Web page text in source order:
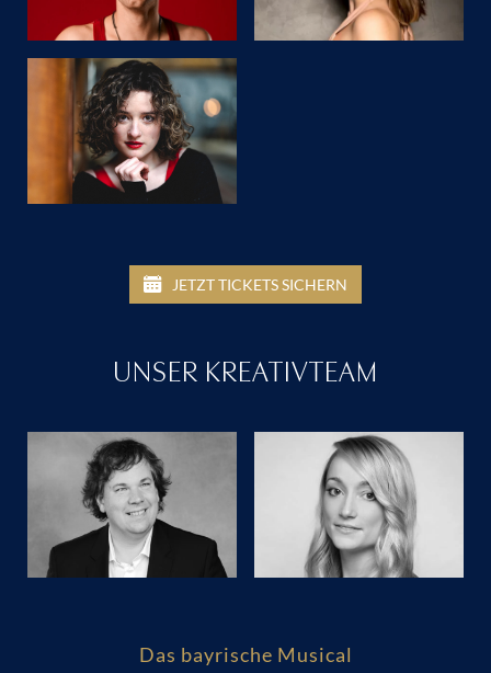
JETZT TICKETS SICHERN
UNSER KREATIVTEAM
Das bayrische Musical